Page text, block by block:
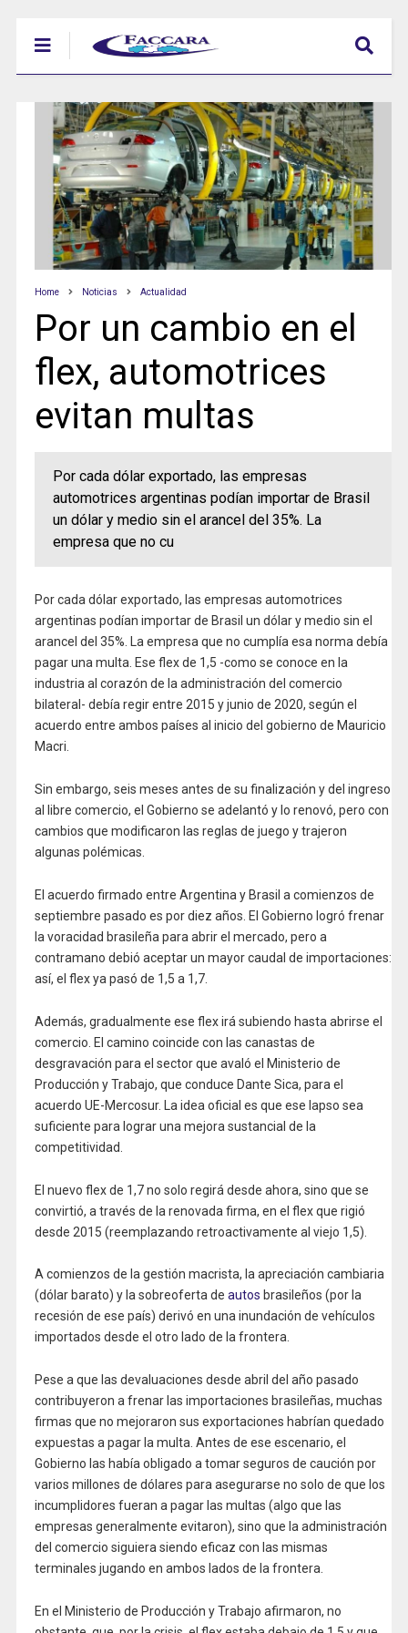
Home Noticias Actualidad
Por un cambio en el
flex, automotrices
evitan multas
Por cada dólar exportado, las empresas
automotrices argentinas podían importar de Brasil
un dólar y medio sin el arancel del 35%. La
empresa que no cu
Por cada dólar exportado, las empresas automotrices
argentinas podían importar de Brasil un dólar y medio sin el
arancel del 35%. La empresa que no cumplía esa norma debía
pagar una multa. Ese flex de 1,5 -como se conoce en la
industria al corazón de la administración del comercio
bilateral- debía regir entre 2015 y junio de 2020, según el
acuerdo entre ambos países al inicio del gobierno de Mauricio
Macri.
Sin embargo, seis meses antes de su finalización y del ingreso
al libre comercio, el Gobierno se adelantó y lo renovó, pero con
cambios que modificaron las reglas de juego y trajeron
algunas polémicas.
El acuerdo firmado entre Argentina y Brasil a comienzos de
septiembre pasado es por diez años. El Gobierno logró frenar
la voracidad brasileña para abrir el mercado, pero a
contramano debió aceptar un mayor caudal de importaciones:
así, el flex ya pasó de 1,5 a 1,7.
Además, gradualmente ese flex irá subiendo hasta abrirse el
comercio. El camino coincide con las canastas de
desgravación para el sector que avaló el Ministerio de
Producción y Trabajo, que conduce Dante Sica, para el
acuerdo UE-Mercosur. La idea oficial es que ese lapso sea
suficiente para lograr una mejora sustancial de la
competitividad.
El nuevo flex de 1,7 no solo regirá desde ahora, sino que se
convirtió, a través de la renovada firma, en el flex que rigió
desde 2015 (reemplazando retroactivamente al viejo 1,5).
A comienzos de la gestión macrista, la apreciación cambiaria
(dólar barato) y la sobreoferta de autos brasileños (por la
recesión de ese país) derivó en una inundación de vehículos
importados desde el otro lado de la frontera.
Pese a que las devaluaciones desde abril del año pasado
contribuyeron a frenar las importaciones brasileñas, muchas
firmas que no mejoraron sus exportaciones habrían quedado
expuestas a pagar la multa. Antes de ese escenario, el
Gobierno las había obligado a tomar seguros de caución por
varios millones de dólares para asegurarse no solo de que los
incumplidores fueran a pagar las multas (algo que las
empresas generalmente evitaron), sino que la administración
del comercio siguiera siendo eficaz con las mismas
terminales jugando en ambos lados de la frontera.
En el Ministerio de Producción y Trabajo afirmaron, no